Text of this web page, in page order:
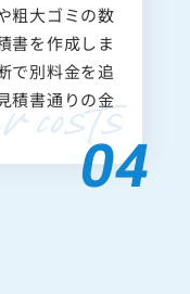
粗大ゴミの数
書を作成しま
で別料金を追
積書通りの金